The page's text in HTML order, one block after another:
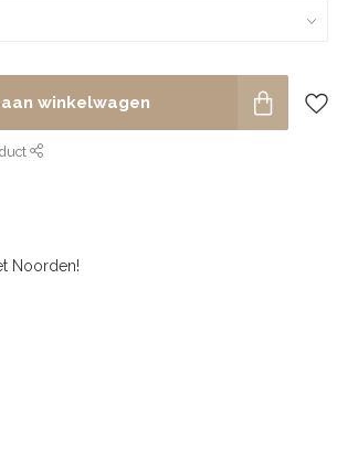
winkelwagen
Noorden!